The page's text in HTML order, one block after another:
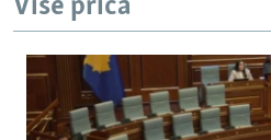
Više priča